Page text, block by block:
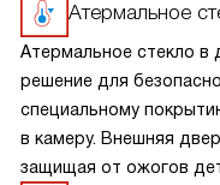
Атермальное
Атермальное стекло
решение для
специальному
в камеру. Внешняя
защищая от ожогов